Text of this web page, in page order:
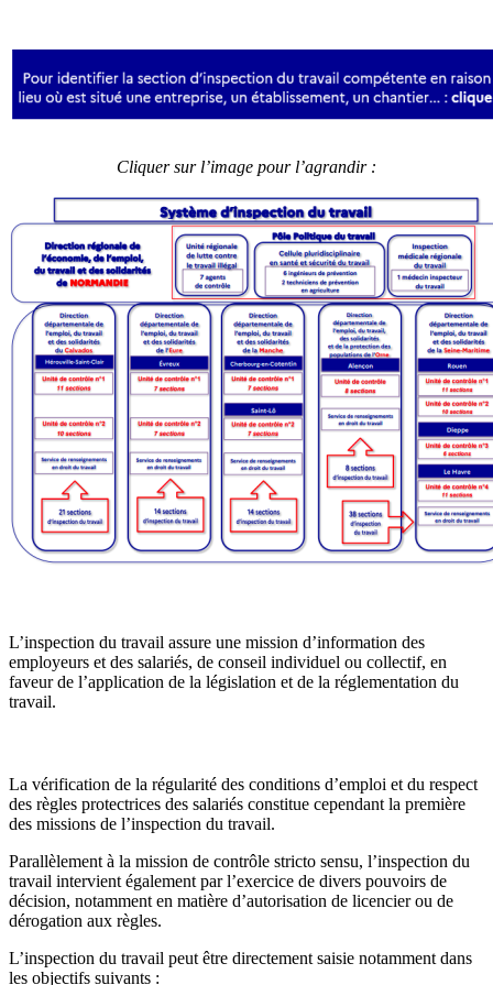
Cliquer sur l’image pour l’agrandir :
L’inspection du travail assure une mission d’information des
employeurs et des salariés, de conseil individuel ou collectif, en
faveur de l’application de la législation et de la réglementation du
travail.
La vérification de la régularité des conditions d’emploi et du respect
des règles protectrices des salariés constitue cependant la première
des missions de l’inspection du travail.
Parallèlement à la mission de contrôle stricto sensu, l’inspection du
travail intervient également par l’exercice de divers pouvoirs de
décision, notamment en matière d’autorisation de licencier ou de
dérogation aux règles.
L’inspection du travail peut être directement saisie notamment dans
les objectifs suivants :